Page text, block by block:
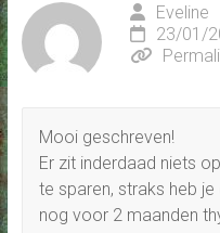
Eveline
23/01/
Mooi geschreven!
Er zit inderdaad niets
te sparen, straks heb
nog voor 2 maanden